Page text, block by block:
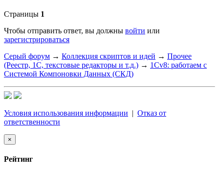
Страницы 1
Чтобы отправить ответ, вы должны войти или
зарегистрироваться
Серый форум → Коллекция скриптов и идей → Прочее
(Реестр, 1С, текстовые редакторы и т.д.) → 1Cv8: работаем с
Системой Компоновки Данных (СКД)
Условия использования информации | Отказ от
ответственности
×
Рейтинг